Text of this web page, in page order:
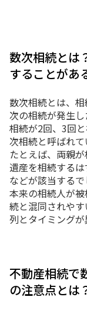
数次相続とは
することがあ
数次相続とは、相
次の相続が発生し
相続が2回、3回
次相続と呼ばれて
たとえば、両親
遺産を相続する
などが該当するで
本来の相続人が
続と混同されや
列とタイミングが
不動産相続で
の注意点とは